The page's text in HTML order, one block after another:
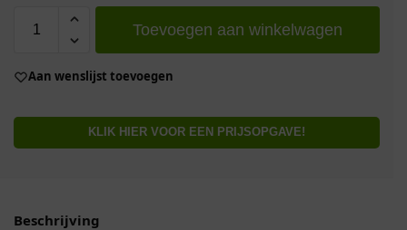
Toevoegen aan winkelwagen
Aan wenslijst toevoegen
KLIK HIER VOOR EEN PRIJSOPGAVE!
Beschrijving